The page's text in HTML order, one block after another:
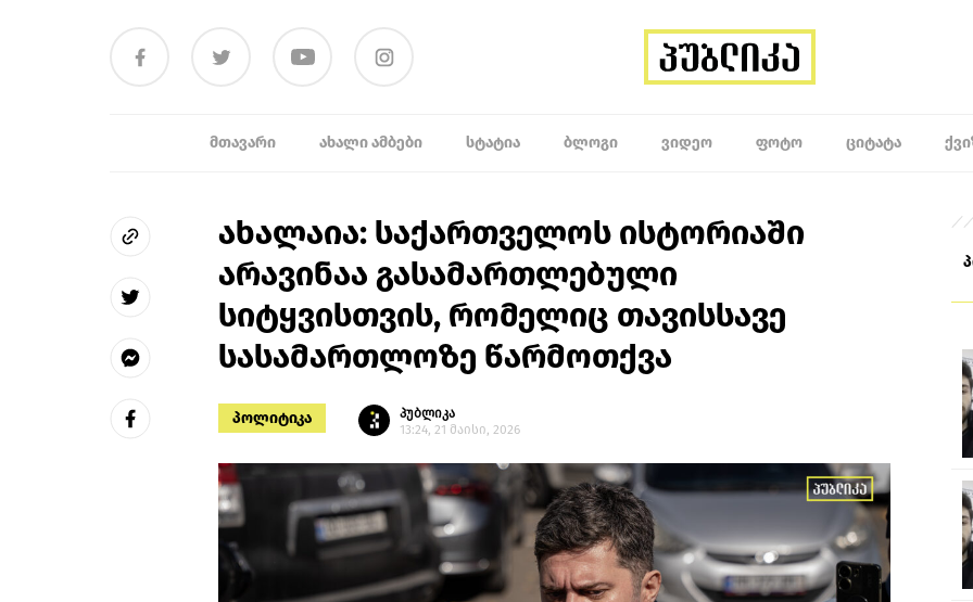
ᲛᲗᲐᲕᲐᲠᲘ ᲐᲮᲐᲚᲘ ᲐᲛᲑᲔᲑᲘ ᲡᲢᲐᲢᲘᲐ ᲑᲚᲝᲒᲘ ᲕᲘᲓᲔᲝ ᲤᲝᲢᲝ ᲪᲘᲢᲐᲢᲐ
ახალაია: საქართველოს ისტორიაში
არავინაა გასამართლებული
სიტყვისთვის, რომელიც თავისსავე
სასამართლოზე წარმოთქვა
პოლიტიკა
პუბლიკა
13:24, 21 მაისი, 2026